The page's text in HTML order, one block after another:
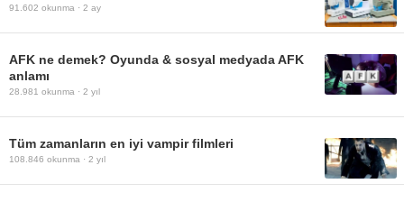
91.602 okunma · 2 ay
AFK ne demek? Oyunda & sosyal medyada AFK
anlamı
28.981 okunma · 2 yıl
Tüm zamanların en iyi vampir filmleri
108.846 okunma · 2 yıl